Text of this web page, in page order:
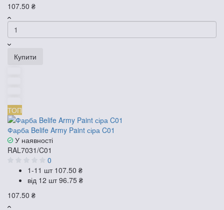
107.50 ₴
Купити
ТОП
Фарба Belife Army Paint сіра C01
У наявності
RAL7031/C01
0
1-11 шт 107.50 ₴
від 12 шт96.75 ₴
107.50 ₴